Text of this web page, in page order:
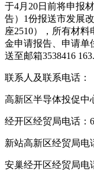
于4月20日前将申报
告）1份报送市发展
座2510），所有材
金申请报告、申请单
送至邮箱3538416
联系人及联系电话：
高新区半导体投促中
经开区经贸局电话：
新站高新区经贸局电
安巢经开区经贸局电